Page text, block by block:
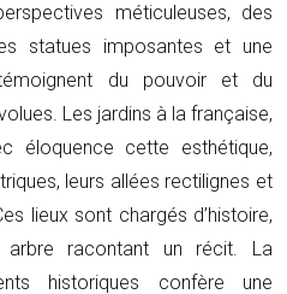
méticuleuses, des
statues imposantes et une
du pouvoir et du
Les jardins à la française,
éloquence cette esthétique,
leurs allées rectilignes et
lieux sont chargés d’histoire,
racontant un récit. La
historiques confère une